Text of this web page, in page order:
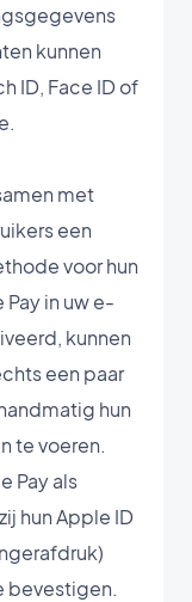
kunnen
ID, Face ID of
met
een
voor hun
in uw e-
kunnen
een paar
hun
te voeren.
Pay als
hun Apple ID
bevestigen.